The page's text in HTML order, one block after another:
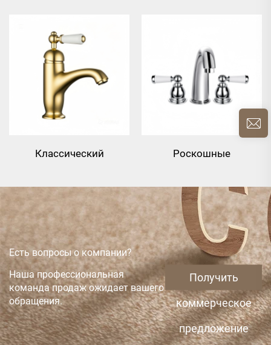
рычажный смеситель из
латуни для
умывальника - Золотой
смеситель для
умывальника - Хром
Классический
латунный смеситель
для умывальника -
Золотой
Роскошные
латунный смеситель
для раковины - хром
Есть вопросы о компании?
Наша профессиональная
команда продаж ожидает вашего
обращения.
Получить
коммерческое
предложение